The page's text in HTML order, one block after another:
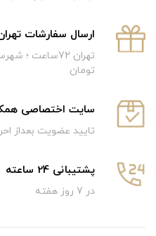
ارسال سفارشات
تومان
سایت اختصاصی
تایید عضویت بعداز
پشتیبانی 24 ساعته
در 7 روز هفته